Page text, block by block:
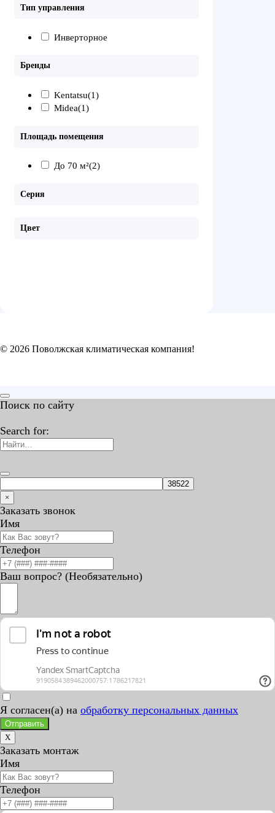
Тип управления
Инверторное
Бренды
Kentatsu(1)
Midea(1)
Площадь помещения
До 70 м²(2)
Серия
Цвет
© 2026 Поволжская климатическая компания!
Поиск по сайту
Search for:
×
Заказать звонок
Имя
Телефон
Ваш вопрос? (Необязательно)
Я согласен(а) на обработку персональных данных
Отправить
X
Заказать монтаж
Имя
Телефон